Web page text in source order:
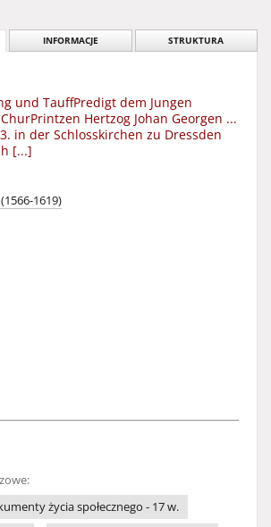
INFORMACJE STRUKTURA
und TauffPredigt dem Jungen
Hertzog Johan Georgen ...
in der Schlosskirchen zu Dressden
[...]
1619)
życia społecznego - 17 w.